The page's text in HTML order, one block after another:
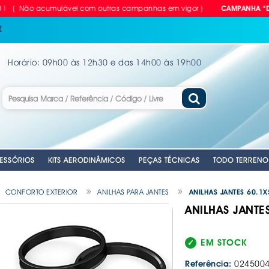
com outras campanhas em vigor ) CAMPANHA
Horário: 09h00 às 12h30 e das 14h00 às 19h00
. PLACAS RETRORREFLECTORAS
. REFLECTORES
TPMS
. MATRÍCULAS
. MATRÍCULAS - EQUIPAMENTOS &
ACESSÓRIOS
KITS AERODINÂMICOS PEÇAS TÉCNICAS TODO TERRENO
CARRO
. MOCAS / MANETES VELOCIDADES
CONFORTO EXTERIOR ANILHAS PARA JANTES ANILHAS JANTES
ANILHAS
EM STOCK
Referência: 0245004